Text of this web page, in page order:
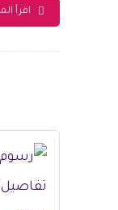
اقرأ